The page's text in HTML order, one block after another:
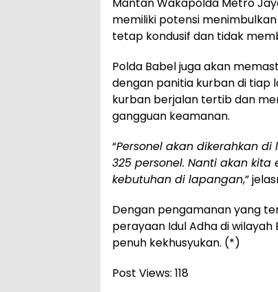
memiliki potensi
tetap kondusif dan tidak
Polda Babel juga akan
dengan panitia kurban di tiap
kurban berjalan tertib dan
gangguan keamanan.
“Personel akan dikerahkan
325 personel. Nanti akan
kebutuhan di lapangan,”
Dengan pengamanan yang
perayaan Idul Adha di
penuh kekhusyukan. (*)
Post Views: 118